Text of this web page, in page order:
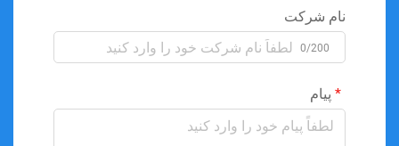
نام شرکت
0/200
پیام